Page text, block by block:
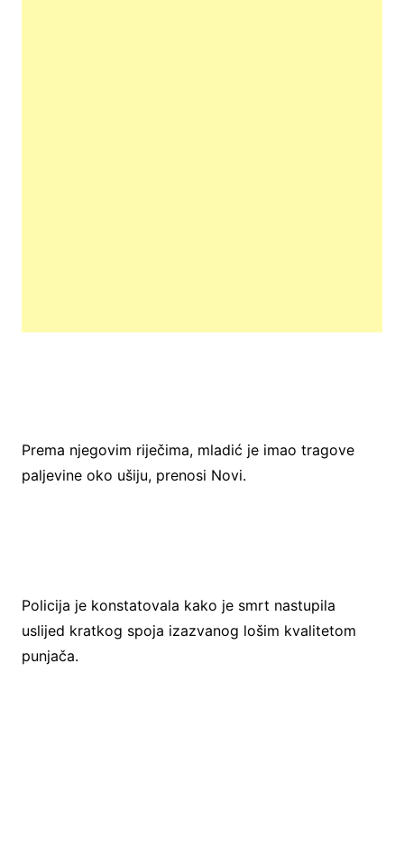
Prema njegovim riječima, mladić je imao tragove
paljevine oko ušiju, prenosi Novi.
Policija je konstatovala kako je smrt nastupila
uslijed kratkog spoja izazvanog lošim kvalitetom
punjača.